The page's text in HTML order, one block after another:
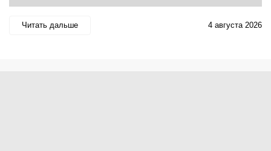
Читать дальше 4 августа 2026